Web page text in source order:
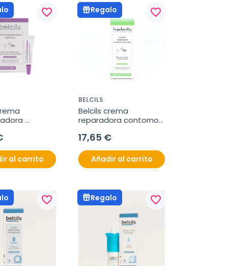
favorite_border
al carrito
Regalo favorite_border
BELCILS
Belcils crema
reparadora contorno
17,65 €
Añadir al carrito
favorite_border Regalo favorite_border